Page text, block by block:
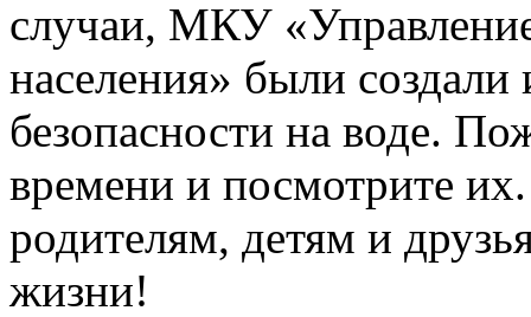
случаи, МКУ
населения» были
безопасности на воде.
времени и посмотрите
родителям, детям и
жизни!